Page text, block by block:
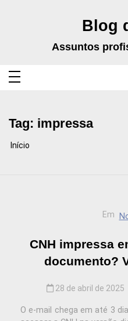
Blog
Assuntos
Tag: impressa
Início
Em
CNH impressa
documento?
28 de abril de 2025
O e-mail chega em até 3